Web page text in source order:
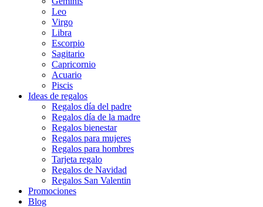
Leo
Virgo
Libra
Escorpio
Sagitario
Capricornio
Acuario
Piscis
Ideas de regalos
Regalos día del padre
Regalos día de la madre
Regalos bienestar
Regalos para mujeres
Regalos para hombres
Tarjeta regalo
Regalos de Navidad
Regalos San Valentin
Promociones
Blog